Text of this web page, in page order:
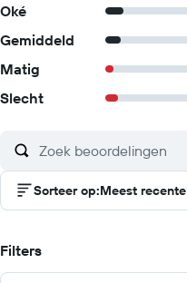
Oké
Gemiddeld
Matig
Slecht
Sorteer op:Meest recente
Filters